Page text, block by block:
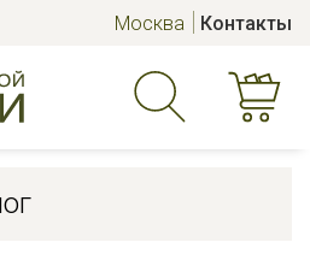
Москва Контакты